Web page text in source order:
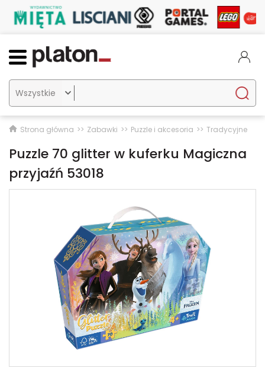

Strona główna Zabawki Puzzle i akcesoria Tradycyjne
Puzzle 70 glitter w kuferku Magiczna
przyjaźń 53018